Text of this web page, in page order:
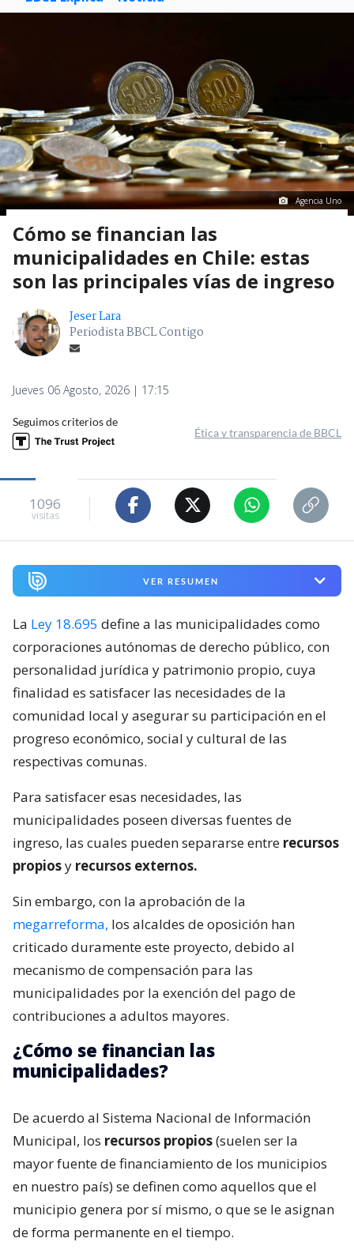
Agencia Uno
Cómo se financian las
municipalidades en Chile: estas
son las principales vías de ingreso
Jeser Lara
Periodista BBCL Contigo
Jueves 06 Agosto, 2026 | 17:15
Seguimos criterios de
Ética y transparencia de BBCL
1096
visitas
VER RESUMEN
La Ley 18.695 define a las municipalidades como
corporaciones autónomas de derecho público, con
personalidad jurídica y patrimonio propio, cuya
finalidad es satisfacer las necesidades de la
comunidad local y asegurar su participación en el
progreso económico, social y cultural de las
respectivas comunas.
Para satisfacer esas necesidades, las
municipalidades poseen diversas fuentes de
ingreso, las cuales pueden separarse entre recursos
propiosy recursos externos.
Sin embargo, con la aprobación de la
megarreforma, los alcaldes de oposición han
criticado duramente este proyecto, debido al
mecanismo de compensación para las
municipalidades por la exención del pago de
contribuciones a adultos mayores.
¿Cómo se financian las
municipalidades?
De acuerdo al Sistema Nacional de Información
Municipal, los recursos propios(suelen ser la
mayor fuente de financiamiento de los municipios
en nuestro país) se definen como aquellos que el
municipio genera por sí mismo, o que se le asignan
de forma permanente en el tiempo.